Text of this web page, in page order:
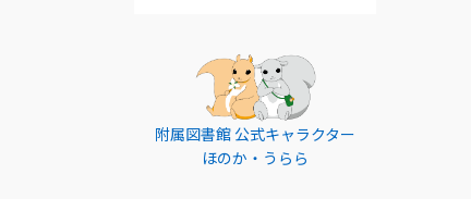
附属図書館 公式キャラクター
ほのか・うらら